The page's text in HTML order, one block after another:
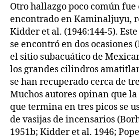
Otro hallazgo poco común
encontrado en Kaminaljuyu,
Kidder et al. (1946:144-5).
se encontró en dos ocasiones
el sitio subacuático de
los grandes cilindros
se han recuperado cerca de
Muchos autores opinan que
que termina en tres picos se
de vasijas de incensarios
1951b; Kidder et al. 1946;